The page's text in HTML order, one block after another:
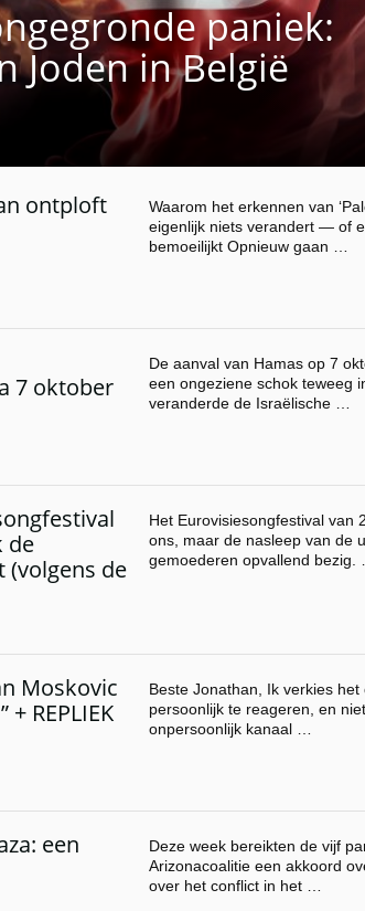
paniek:
Joden in België
ontploft
Waarom het erkennen van
eigenlijk niets verandert — of
bemoeilijkt Opnieuw gaan …
7 oktober
De aanval van Hamas op 7
een ongeziene schok teweeg
veranderde de Israëlische …
de
(volgens de
Het Eurovisiesongfestival van
ons, maar de nasleep van de
gemoederen opvallend bezig.
Moskovic
REPLIEK
Beste Jonathan, Ik verkies
persoonlijk te reageren, en
onpersoonlijk kanaal …
een
Deze week bereikten de vijf
Arizonacoalitie een akkoord
over het conflict in het …